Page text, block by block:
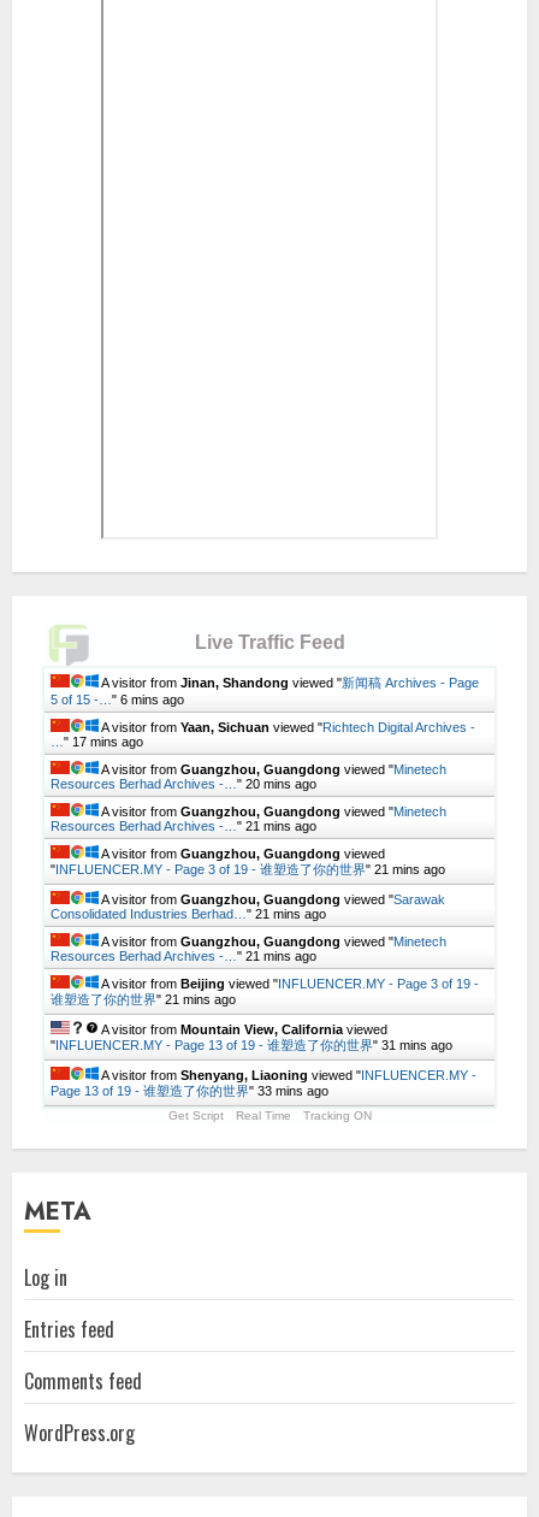
Live Traffic Feed
A visitor from Jinan, Shandong viewed "新闻稿 Archives - Page
5 of 15 -… " 6 mins ago
A visitor from Yaan, Sichuan viewed "Richtech Digital Archives -
" 17 mins ago
A visitor from Guangzhou, Guangdong viewed "Minetech
Resources Berhad Archives -… " 20 mins ago
A visitor from Guangzhou, Guangdong viewed "Minetech
Resources Berhad Archives -… " 21 mins ago
A visitor from Guangzhou, Guangdong viewed
"INFLUENCER.MY - Page 3 of 19 - 谁塑造了你的世界" 21 mins ago
A visitor from Guangzhou, Guangdong viewed "Sarawak
Consolidated Industries Berhad… " 21 mins ago
A visitor from Guangzhou, Guangdong viewed "Minetech
Resources Berhad Archives -… " 21 mins ago
A visitor from Beijing viewed "INFLUENCER.MY - Page 3 of 19 -
谁塑造了你的世界" 21 mins ago
A visitor from Mountain View, California viewed
"INFLUENCER.MY - Page 13 of 19 - 谁塑造了你的世界" 31 mins ago
A visitor from Shenyang, Liaoning viewed "INFLUENCER.MY -
Page 13 of 19 - 谁塑造了你的世界" 33 mins ago
Get Script Real Time Tracking ON
META
Log in
Entries feed
Comments feed
WordPress.org